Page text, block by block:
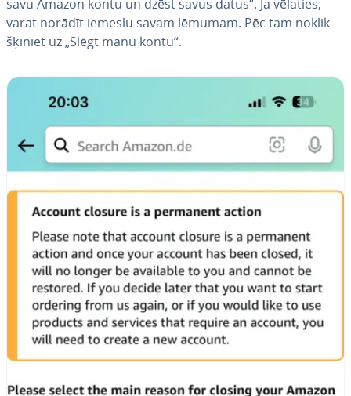
savu Amazon kontu un dzēst savus datus“. Ja vēlaties,
varat norādīt iemeslu savam lēmumam. Pēc tam no­klik­
šķi­niet uz „Slēgt manu kontu“.